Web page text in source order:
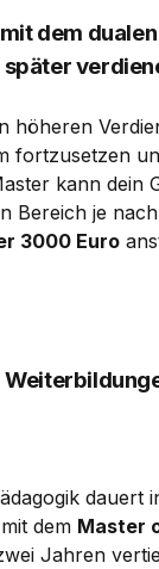
dem
höheren
fortzusetzen
kann dein
Bereich je
3000 Euro
dauert
dem Master
Jahren